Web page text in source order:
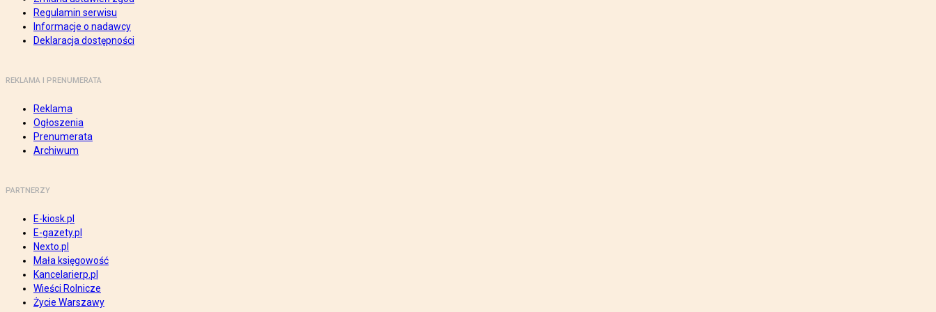
Regulamin serwisu
Informacje o nadawcy
Deklaracja dostępności
REKLAMA I PRENUMERATA
Reklama
Ogłoszenia
Prenumerata
Archiwum
PARTNERZY
E-kiosk.pl
E-gazety.pl
Nexto.pl
Mała księgowość
Kancelarierp.pl
Wieści Rolnicze
Życie Warszawy